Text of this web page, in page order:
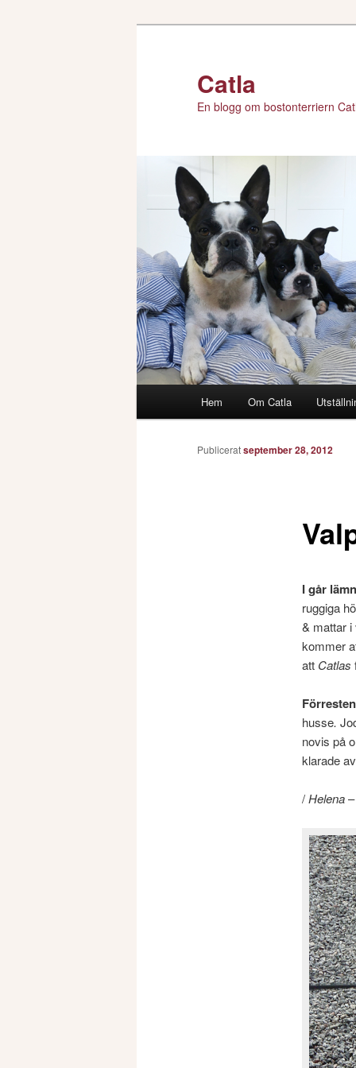
Catla
En blogg om bostonterriern
Hem Om Catla
Publiceratseptember 28, 2012
I går
ruggiga
& mattar i
kommer
att Catlas
husse.
novis på
klarade
/Helena